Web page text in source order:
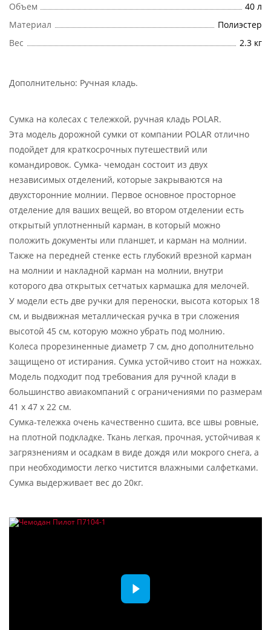
Объем
40 л
Материал
Полиэстер
Вес
2.3 кг
Дополнительно: Ручная кладь.
Сумка на колесах с тележкой, ручная кладь POLAR.
Эта модель дорожной сумки от компании POLAR отлично
подойдет для краткосрочных путешествий или
командировок. Сумка- чемодан состоит из двух
независимых отделений, которые закрываются на
двухсторонние молнии. Первое основное просторное
отделение для ваших вещей, во втором отделении есть
открытый уплотненный карман, в который можно
положить документы или планшет, и карман на молнии.
Также на передней стенке есть глубокий врезной карман
на молнии и накладной карман на молнии, внутри
которого два открытых сетчатых кармашка для мелочей.
У модели есть две ручки для переноски, высота которых 18
см, и выдвижная металлическая ручка в три сложения
высотой 45 см, которую можно убрать под молнию.
Колеса прорезиненные диаметр 7 см, дно дополнительно
защищено от истирания. Сумка устойчиво стоит на ножках.
Модель подходит под требования для ручной клади в
большинство авиакомпаний с ограничениями по размерам
41 x 47 x 22 см.
Сумка-тележка очень качественно сшита, все швы ровные,
на плотной подкладке. Ткань легкая, прочная, устойчивая к
загрязнениям и осадкам в виде дождя или мокрого снега, а
при необходимости легко чистится влажными салфетками.
Сумка выдерживает вес до 20кг.